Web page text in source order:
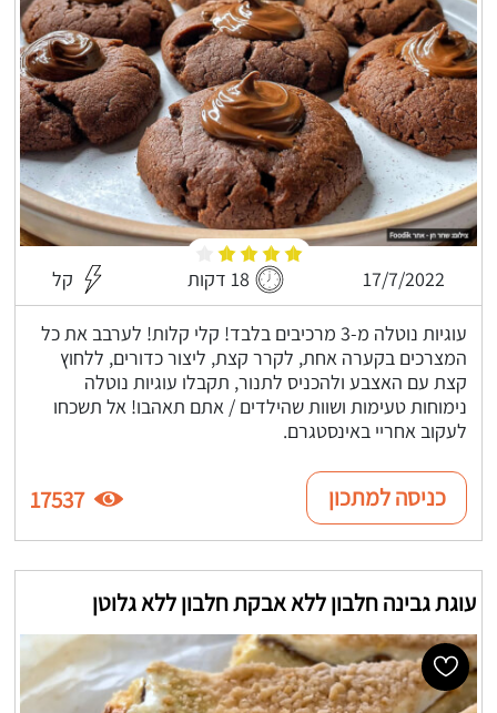
17/7/2022 18 דקות קל
עוגיות נוטלה מ-3 מרכיבים בלבד! קלי קלות! לערבב את כל
המצרכים בקערה אחת, לקרר קצת, ליצור כדורים, ללחוץ
קצת עם האצבע ולהכניס לתנור, תקבלו עוגיות נוטלה
נימוחות טעימות ושוות שהילדים / אתם תאהבו! אל תשכחו
לעקוב אחריי באינסטגרם.
כניסה למתכון 17537
עוגת גבינה חלבון ללא אבקת חלבון ללא גלוטן